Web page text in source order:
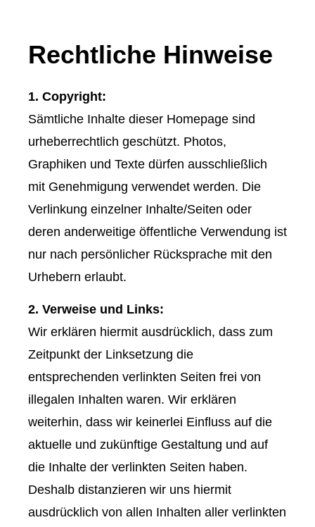
Rechtliche Hinweise
1. Copyright:
Sämtliche Inhalte dieser Homepage sind
urheberrechtlich geschützt. Photos,
Graphiken und Texte dürfen ausschließlich
mit Genehmigung verwendet werden. Die
Verlinkung einzelner Inhalte/Seiten oder
deren anderweitige öffentliche Verwendung ist
nur nach persönlicher Rücksprache mit den
Urhebern erlaubt.
2. Verweise und Links:
Wir erklären hiermit ausdrücklich, dass zum
Zeitpunkt der Linksetzung die
entsprechenden verlinkten Seiten frei von
illegalen Inhalten waren. Wir erklären
weiterhin, dass wir keinerlei Einfluss auf die
aktuelle und zukünftige Gestaltung und auf
die Inhalte der verlinkten Seiten haben.
Deshalb distanzieren wir uns hiermit
ausdrücklich von allen Inhalten aller verlinkten